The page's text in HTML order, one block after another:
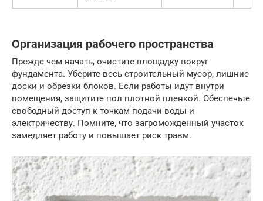
Организация рабочего пространства
Прежде чем начать, очистите площадку вокруг
фундамента. Уберите весь строительный мусор, лишние
доски и обрезки блоков. Если работы идут внутри
помещения, защитите пол плотной пленкой. Обеспечьте
свободный доступ к точкам подачи воды и
электричеству. Помните, что загроможденный участок
замедляет работу и повышает риск травм.